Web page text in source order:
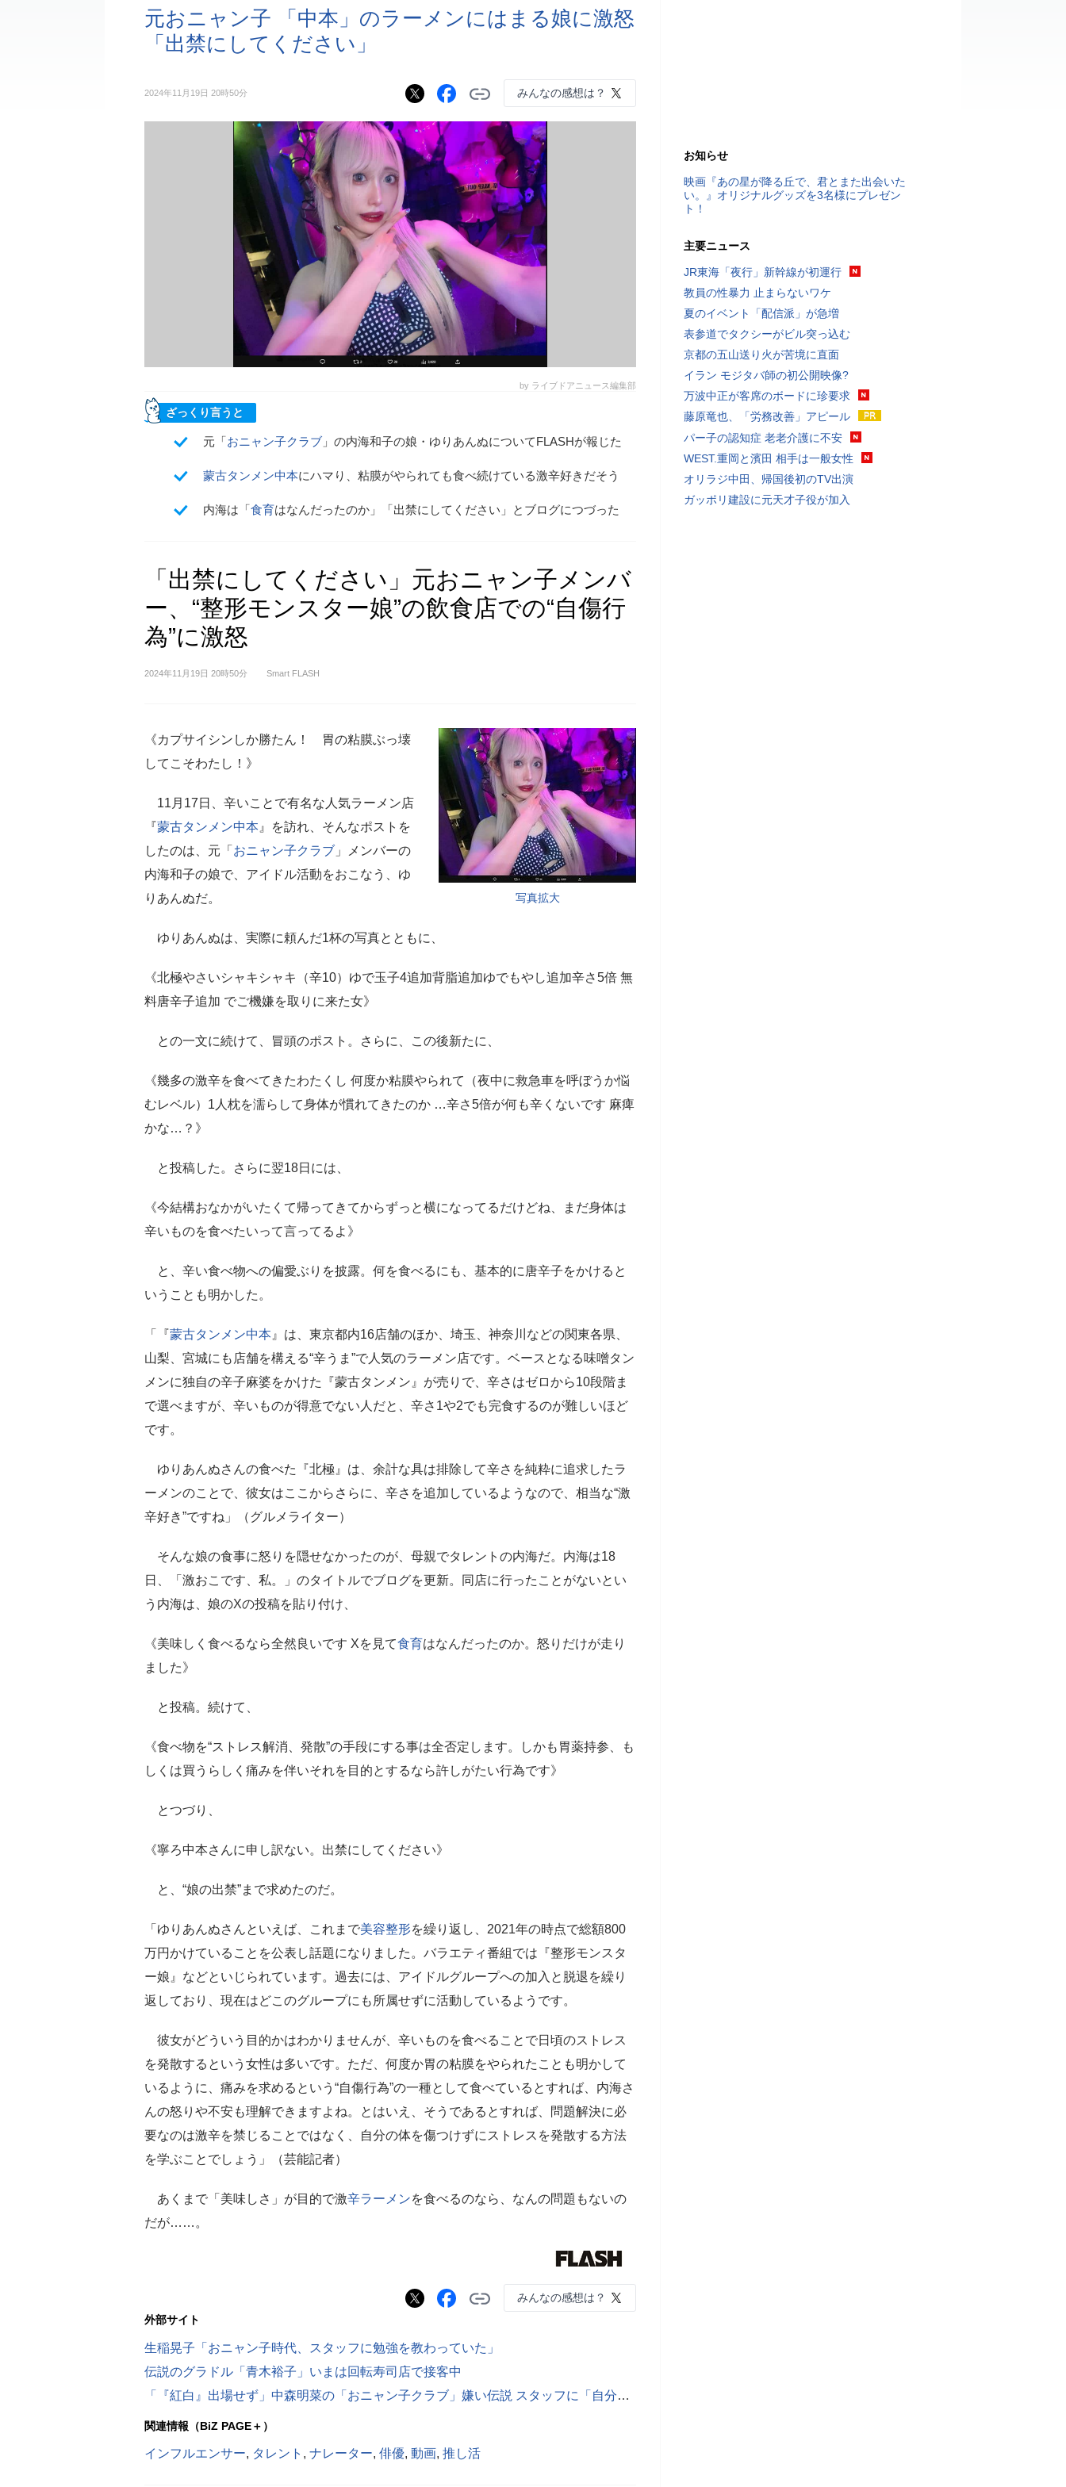
元おニャン子 「中本」のラーメンにはまる娘に激怒
「出禁にしてください」
2024年11月19日 20時50分 みんなの感想は？
by ライブドアニュース編集部
ざっくり言うと
元「おニャン子クラブ 」の内海和子の娘・ゆりあんぬについてFLASHが報じた
蒙古タンメン中本にハマり、粘膜がやられても食べ続けている激辛好きだそう
内海は「食育はなんだったのか」「出禁にしてください」とブログにつづった
「出禁にしてください」元おニャン子メンバ
ー、“整形モンスター娘”の飲食店での“自傷行
為”に激怒
2024年11月19日 20時50分 Smart FLASH
写真拡大
《カプサイシンしか勝たん！ 胃の粘膜ぶっ壊
してこそわたし！》
11月17日、辛いことで有名な人気ラーメン店
『蒙古タンメン中本 』を訪れ、そんなポストを
したのは、元「 おニャン子クラブ 」メンバーの
内海和子の娘で、アイドル活動をおこなう、ゆ
りあんぬだ。
ゆりあんぬは、実際に頼んだ1杯の写真とともに、
《北極やさいシャキシャキ（辛10）ゆで玉子4追加背脂追加ゆでもやし追加辛さ5倍 無
料唐辛子追加 でご機嫌を取りに来た女》
との一文に続けて、冒頭のポスト。さらに、この後新たに、
《幾多の激辛を食べてきたわたくし 何度か粘膜やられて（夜中に救急車を呼ぼうか悩
むレベル）1人枕を濡らして身体が慣れてきたのか …辛さ5倍が何も辛くないです 麻痺
かな…？》
と投稿した。さらに翌18日には、
《今結構おなかがいたくて帰ってきてからずっと横になってるだけどね、まだ身体は
辛いものを食べたいって言ってるよ》
と、辛い食べ物への偏愛ぶりを披露。何を食べるにも、基本的に唐辛子をかけると
いうことも明かした。
「『蒙古タンメン中本 』は、東京都内16店舗のほか、埼玉、神奈川などの関東各県、
山梨、宮城にも店舗を構える“辛うま”で人気のラーメン店です。ベースとなる味噌タン
メンに独自の辛子麻婆をかけた『蒙古タンメン』が売りで、辛さはゼロから10段階ま
で選べますが、辛いものが得意でない人だと、辛さ1や2でも完食するのが難しいほど
です。
ゆりあんぬさんの食べた『北極』は、余計な具は排除して辛さを純粋に追求したラ
ーメンのことで、彼女はここからさらに、辛さを追加しているようなので、相当な“激
辛好き”ですね」（グルメライター）
そんな娘の食事に怒りを隠せなかったのが、母親でタレントの内海だ。内海は18
日、「激おこです、私。」のタイトルでブログを更新。同店に行ったことがないとい
う内海は、娘のXの投稿を貼り付け、
《美味しく食べるなら全然良いです Xを見て食育はなんだったのか。怒りだけが走り
ました》
と投稿。続けて、
《食べ物を“ストレス解消、発散”の手段にする事は全否定します。しかも胃薬持参、も
しくは買うらしく痛みを伴いそれを目的とするなら許しがたい行為です》
とつづり、
《寧ろ中本さんに申し訳ない。出禁にしてください》
と、“娘の出禁”まで求めたのだ。
「ゆりあんぬさんといえば、これまで美容整形を繰り返し、2021年の時点で総額800
万円かけていることを公表し話題になりました。バラエティ番組では『整形モンスタ
ー娘』などといじられています。過去には、アイドルグループへの加入と脱退を繰り
返しており、現在はどこのグループにも所属せずに活動しているようです。
彼女がどういう目的かはわかりませんが、辛いものを食べることで日頃のストレス
を発散するという女性は多いです。ただ、何度か胃の粘膜をやられたことも明かして
いるように、痛みを求めるという“自傷行為”の一種として食べているとすれば、内海さ
んの怒りや不安も理解できますよね。とはいえ、そうであるとすれば、問題解決に必
要なのは激辛を禁じることではなく、自分の体を傷つけずにストレスを発散する方法
を学ぶことでしょう」（芸能記者）
あくまで「美味しさ」が目的で激辛ラーメンを食べるのなら、なんの問題もないの
だが……。
みんなの感想は？
外部サイト
生稲晃子「おニャン子時代、スタッフに勉強を教わっていた」
伝説のグラドル「青木裕子」いまは回転寿司店で接客中
「『紅白』出場せず」中森明菜の「おニャン子クラブ」嫌い伝説 スタッフに「自分たちが恥ずかしくないの？」
関連情報（BiZ PAGE＋）
インフルエンサー, タレント , ナレーター, 俳優, 動画, 推し活
お知らせ
映画『あの星が降る丘で、君とまた出会いた
い。』オリジナルグッズを3名様にプレゼン
ト！
主要ニュース
JR東海「夜行」新幹線が初運行
教員の性暴力 止まらないワケ
夏のイベント「配信派」が急増
表参道でタクシーがビル突っ込む
京都の五山送り火が苦境に直面
イラン モジタバ師の初公開映像?
万波中正が客席のボードに珍要求
藤原竜也、「労務改善」アピール
パー子の認知症 老老介護に不安
WEST.重岡と濱田 相手は一般女性
オリラジ中田、帰国後初のTV出演
ガッポリ建設に元天才子役が加入